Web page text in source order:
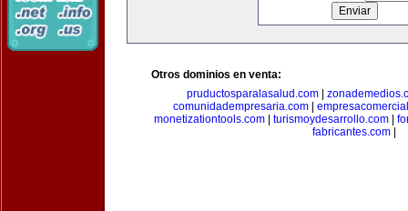
Otros dominios en venta:
pruductosparalasalud.com|
comunidadempresaria.com
monetizationtools.com| turismoydesarrollo.com|
fabricantes.com